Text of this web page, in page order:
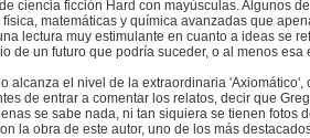
ciencia ficción Hard con mayúsculas. Algunos
matemáticas y química avanzadas que
lectura muy estimulante en cuanto a ideas se
de un futuro que podría suceder, o al menos
alcanza el nivel de la extraordinaria
de entrar a comentar los relatos, decir que
se sabe nada, ni tan siquiera se tienen fotos
la obra de este autor, uno de los más